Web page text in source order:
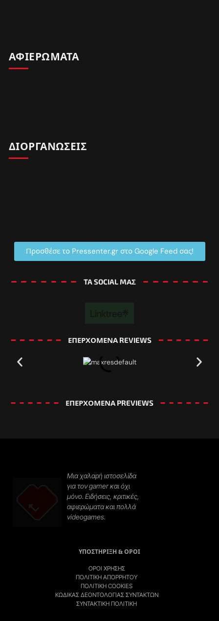
ΑΦΙΕΡΩΜΑΤΑ
ΔΙΟΡΓΑΝΩΣΕΙΣ
Προσθέσε το Pressenter.gr στο Google Feed σας!
TA SOCIAL MΑΣ
ΕΠΕΡΧΟΜΕΝΑ REVIEWS
ΕΠΕΡΧΟΜΕΝΑ PREVIEWS​
Μια χαλαρή ιστοσελίδα
για τον gamer και όχι
μόνο. Ειδήσεις, κριτικές,
αφιερώματα και πολλά
videogames.
ΥΠΟΣΤΗΡΙΞΗ & ΟΡΟΙ
ΌΡΟΙ ΧΡΉΣΗΣ
ΠΟΛΙΤΙΚΉ ΑΠΟΡΡΉΤΟΥ
ΠΟΛΙΤΙΚΉ COOKIES
ΚΏΔΙΚΑΣ ΔΕΟΝΤΟΛΟΓΊΑΣ ΣΥΝΤΑΚΤΏΝ
ΣΥΝΤΑΚΤΙΚΉ ΠΟΛΙΤΙΚΗ